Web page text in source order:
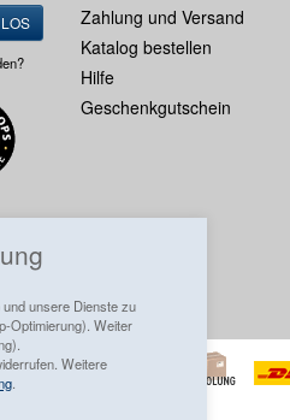
unsere Dienste zu
Optimierung). Weiter
Weitere
LOS
Zahlung und Versand
Katalog bestellen
Hilfe
Geschenkgutschein